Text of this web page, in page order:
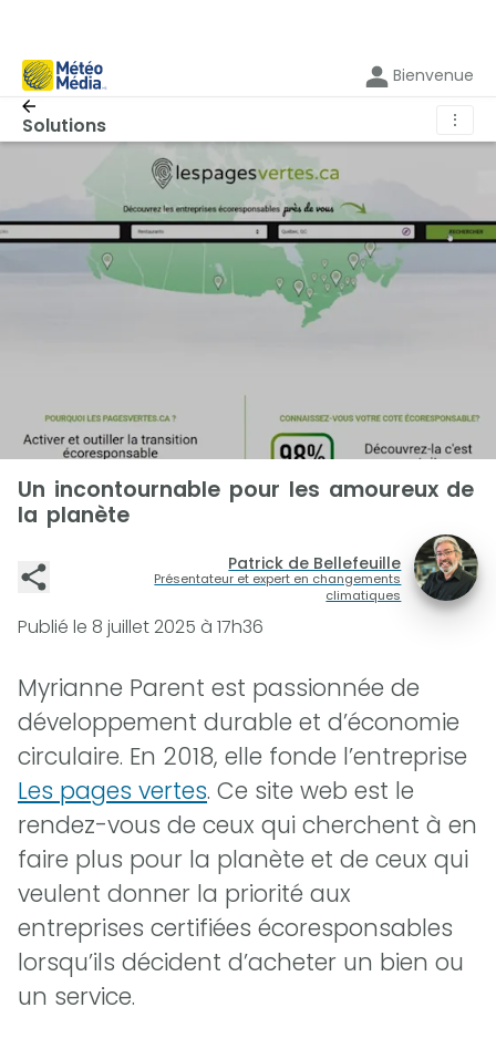
Bienvenue
Solutions ⋮
Un incontournable pour les amoureux de
la planète
Patrick de Bellefeuille
Présentateur et expert en changements
climatiques
Publié le 8 juillet 2025 à 17h36
Myrianne Parent est passionnée de
développement durable et d’économie
circulaire. En 2018, elle fonde l’entreprise
Les pages vertes. Ce site web est le
rendez-vous de ceux qui cherchent à en
faire plus pour la planète et de ceux qui
veulent donner la priorité aux
entreprises certifiées écoresponsables
lorsqu’ils décident d’acheter un bien ou
un service.